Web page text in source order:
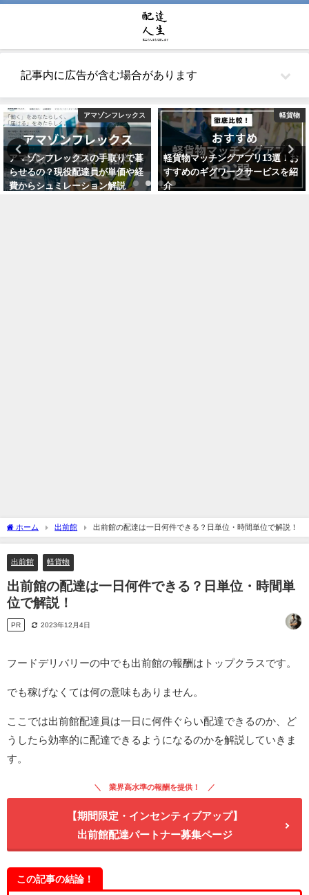
記事内に広告が含む場合があります
アマゾンフレックス
アマゾンフレックスの手取りで暮
らせるの？現役配達員が単価や経
費からシュミレーション解説
軽貨物
軽貨物マッチングアプリ13選！お
すすめのギグワークサービスを紹
介
ホーム 出前館 出前館の配達は一日何件できる？日単位・時間単位で解説！
出前館 軽貨物
出前館の配達は一日何件できる？日単位・時間単
位で解説！
PR 2023年12月4日
フードデリバリーの中でも出前館の報酬はトップクラスです。
でも稼げなくては何の意味もありません。
ここでは出前館配達員は一日に何件ぐらい配達できるのか、ど
うしたら効率的に配達できるようになるのかを解説していきま
す。
業界高水準の報酬を提供！
【期間限定・インセンティブアップ】
出前館配達パートナー募集ページ
この記事の結論！